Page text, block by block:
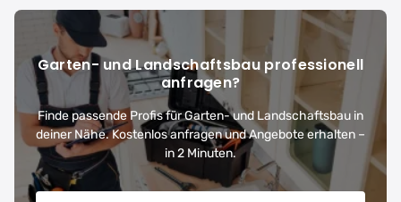
Garten- und Landschaftsbau professionell
anfragen?
Finde passende Profis für Garten- und Landschaftsbau in
deiner Nähe. Kostenlos anfragen und Angebote erhalten –
in 2 Minuten.